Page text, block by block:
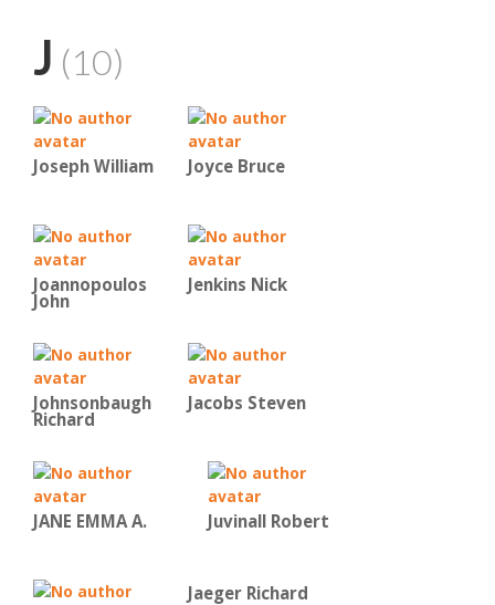
J (10)
Joseph William Joyce Bruce
Joannopoulos
John
Jenkins Nick
Johnsonbaugh
Richard
Jacobs Steven
JANE EMMA A. Juvinall Robert
Jaeger Richard